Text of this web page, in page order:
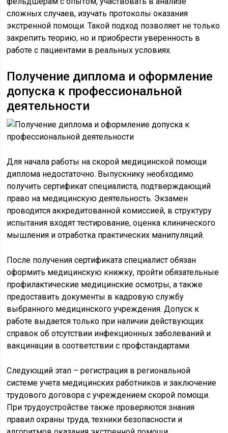
сложных случаев, изучать протоколы оказания
экстренной помощи. Такой подход позволяет не только
закрепить теорию, но и приобрести уверенность в
работе с пациентами в реальных условиях.
Получение диплома и оформление
допуска к профессиональной
деятельности
Для начала работы на скорой медицинской помощи
диплома недостаточно. Выпускнику необходимо
получить сертификат специалиста, подтверждающий
право на медицинскую деятельность. Экзамен
проводится аккредитованной комиссией, в структуру
испытания входят тестирование, оценка клинического
мышления и отработка практических манипуляций.
После получения сертификата специалист обязан
оформить медицинскую книжку, пройти обязательные
профилактические медицинские осмотры, а также
предоставить документы в кадровую службу
выбранного медицинского учреждения. Допуск к
работе выдается только при наличии действующих
справок об отсутствии инфекционных заболеваний и
вакцинации в соответствии с профстандартами.
Следующий этап – регистрация в региональной
системе учета медицинских работников и заключение
трудового договора с учреждением скорой помощи.
При трудоустройстве также проверяются знания
правил охраны труда, техники безопасности и